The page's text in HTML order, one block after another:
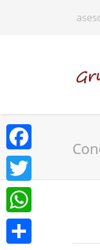
Facebook
Twitter
WhatsApp